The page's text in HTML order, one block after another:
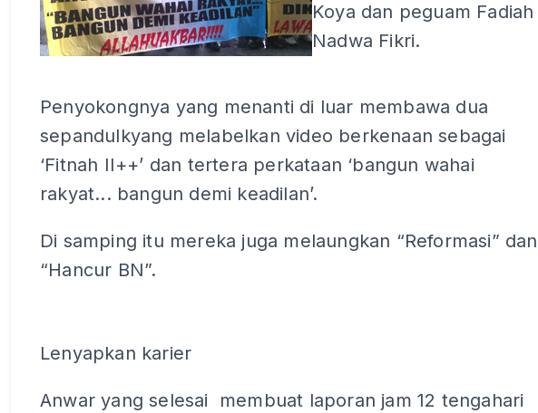
Koya dan peguam Fadiah
Nadwa Fikri.
Penyokongnya yang menanti di luar membawa dua
sepandulkyang melabelkan video berkenaan sebagai
‘Fitnah II++’ dan tertera perkataan ‘bangun wahai
rakyat... bangun demi keadilan’.
Di samping itu mereka juga melaungkan “Reformasi” dan
“Hancur BN”.
Lenyapkan karier
Anwar yang selesai membuat laporan jam 12 tengahari